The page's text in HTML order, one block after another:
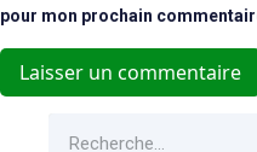
pour mon prochain